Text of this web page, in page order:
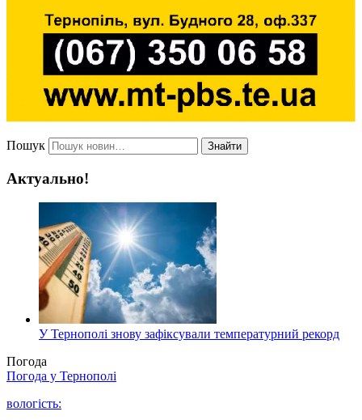
Пошук Знайти
Актуально!
У Тернополі знову зафіксували температурний рекорд
Погода
Погода у Тернополі
вологість: